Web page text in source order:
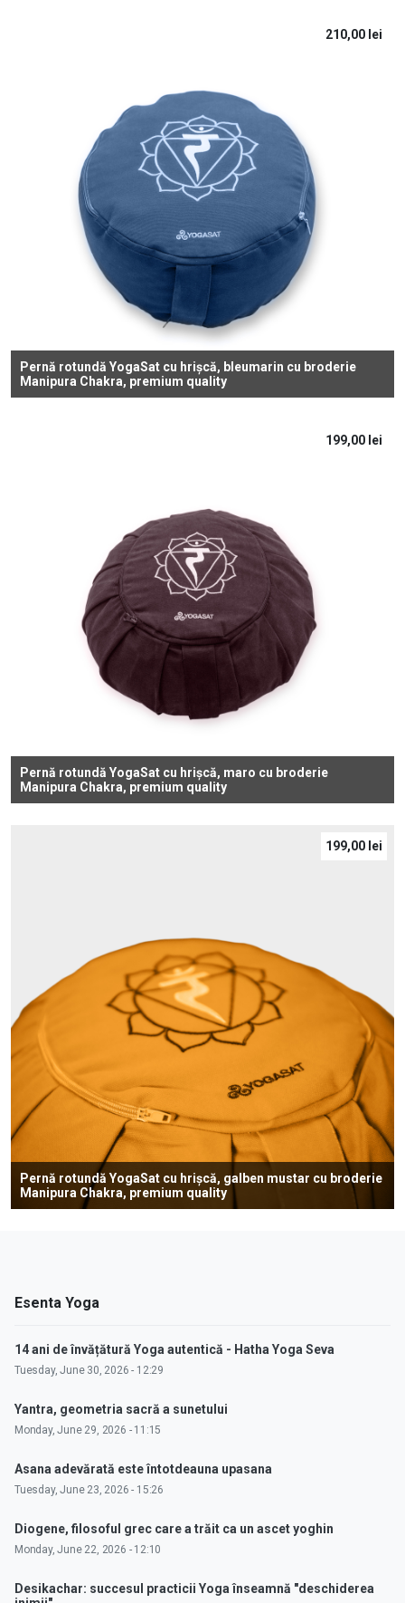
Pernă rotundă YogaSat cu hrișcă, bleumarin cu broderie
Manipura Chakra, premium quality
210,00 lei
Pernă rotundă YogaSat cu hrișcă, maro cu broderie
Manipura Chakra, premium quality
199,00 lei
Pernă rotundă YogaSat cu hrișcă, galben mustar cu broderie
Manipura Chakra, premium quality
199,00 lei
Esenta Yoga
14 ani de învățătură Yoga autentică - Hatha Yoga Seva
Tuesday, June 30, 2026 - 12:29
Yantra, geometria sacră a sunetului
Monday, June 29, 2026 - 11:15
Asana adevărată este întotdeauna upasana
Tuesday, June 23, 2026 - 15:26
Diogene, filosoful grec care a trăit ca un ascet yoghin
Monday, June 22, 2026 - 12:10
Desikachar: succesul practicii Yoga înseamnă "deschiderea